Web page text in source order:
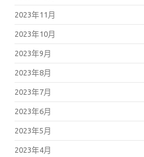
2023年11月
2023年10月
2023年9月
2023年8月
2023年7月
2023年6月
2023年5月
2023年4月